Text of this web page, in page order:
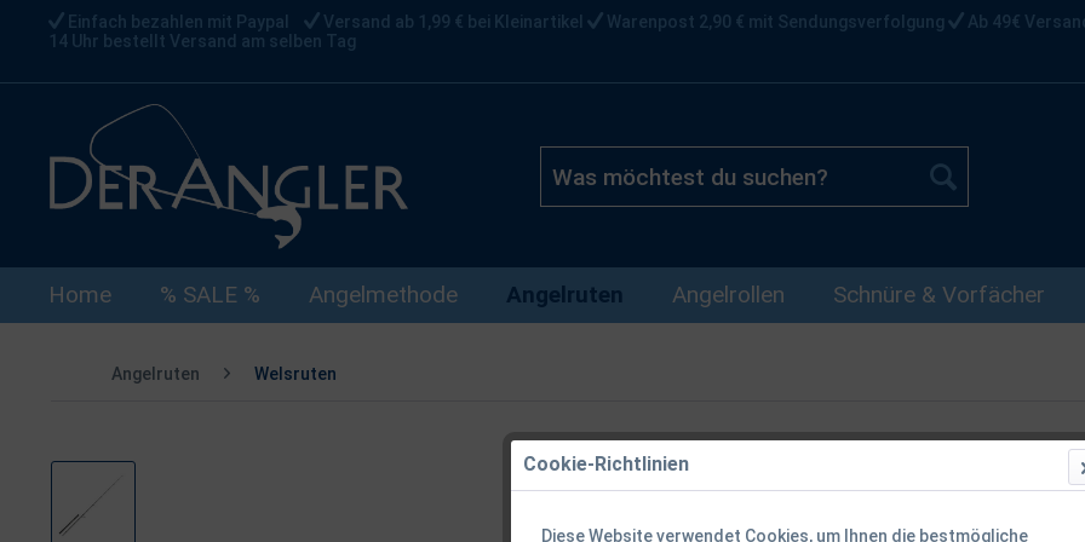
Einfach bezahlen mit Paypal Versand ab 1,99 € bei Kleinartikel Warenpost 2,90 € mit Sendungsverfolgung Ab 49€
14 Uhr bestellt Versand am selben Tag
Home % SALE % Angelmethode Angelruten Angelrollen Schnüre & Vorfächer
Angelruten Welsruten
Zeck Evo
Cookie-Richtlinien
Diese Website verwendet Cookies, um Ihnen die bestmögliche